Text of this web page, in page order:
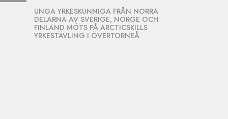
UNGA YRKESKUNNIGA FRÅN NORRA
DELARNA AV SVERIGE, NORGE OCH
FINLAND MÖTS PÅ ARCTICSKILLS
YRKESTÄVLING I ÖVERTORNEÅ